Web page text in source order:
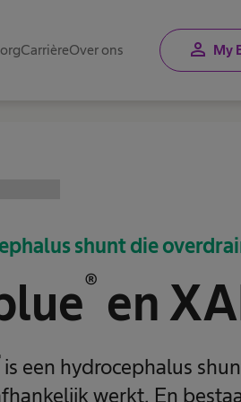
CarrièreOver ons person My
shunt die
® en
is een hydrocephalus
werkt. En